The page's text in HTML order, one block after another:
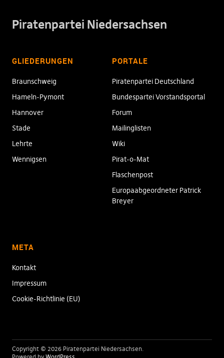
Piratenpartei Niedersachsen
GLIEDERUNGEN
Braunschweig
Hameln-Pymont
Hannover
Stade
Lehrte
Wennigsen
PORTALE
Piratenpartei Deutschland
Bundespartei Vorstandsportal
Forum
Mailinglisten
Wiki
Pirat-o-Mat
Flaschenpost
Europaabgeordneter Patrick
Breyer
META
Kontakt
Impressum
Cookie-Richtlinie (EU)
Copyright © 2026 Piratenpartei Niedersachsen